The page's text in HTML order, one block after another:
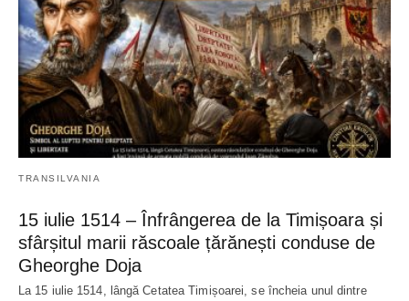
TRANSILVANIA
15 iulie 1514 – Înfrângerea de la Timișoara și
sfârșitul marii răscoale țărănești conduse de
Gheorghe Doja
La 15 iulie 1514, lângă Cetatea Timișoarei, se încheia unul dintre